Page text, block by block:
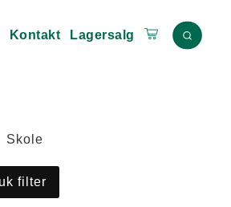
Kontakt Lagersalg
Skole